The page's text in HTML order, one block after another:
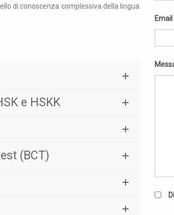
di conoscenza complessiva della lingua
e HSKK
(BCT)
Email